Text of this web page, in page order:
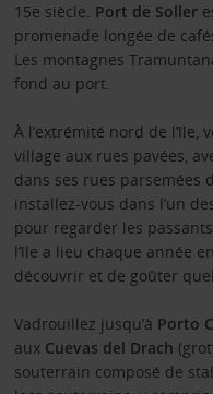
15e siècle. Port de Soller
promenade longée de
Les montagnes
fond au port.
À l’extrémité nord de l’île,
village aux rues pavées,
dans ses rues parsemées
installez-vous dans l’un
pour regarder les
l’île a lieu chaque année
découvrir et de goûter
Vadrouillez jusqu’à Porto
aux Cuevas del Drach
souterrain composé de